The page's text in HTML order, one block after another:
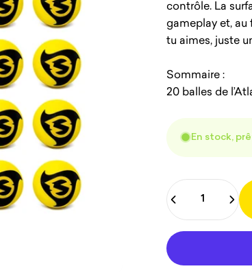
contrôle. La
gameplay et, au
tu aimes, juste
Sommaire :
20 balles de
En stock,
Quantité